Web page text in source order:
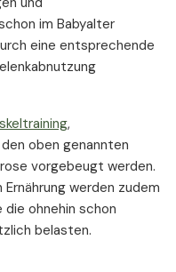
im Babyalter
eine entsprechende
,
oben genannten
vorgebeugt werden.
werden zudem
ohnehin schon
belasten.